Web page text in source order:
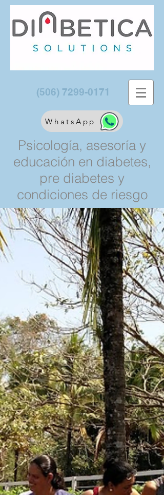
(506) 7299-0171
WhatsApp
Psicología, asesoría y
educación en diabetes,
pre diabetes y
condiciones de riesgo